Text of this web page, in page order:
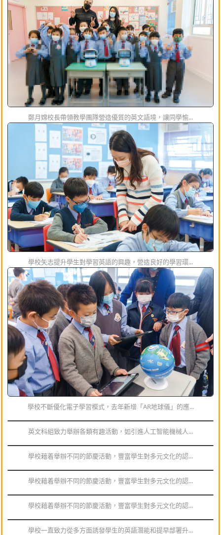
鄭月嫦校長帶領教學團隊營造優質的英文語境，讓同學愉...
學校矢志提升學生對學習英語的興趣，營造良好的學習環...
學校不斷優化電子學習模式，去年新增「AR地球儀」的應...
英文科組致力舉辦各類有趣活動，如引進人工智能機械人...
學校藉着舉辦不同的節慶活動，豐富學生對多元文化的認...
學校藉着舉辦不同的節慶活動，豐富學生對多元文化的認...
學校藉着舉辦不同的節慶活動，豐富學生對多元文化的認...
學校一直致力從多方面誘發學生的英語潛能和提早部署升...